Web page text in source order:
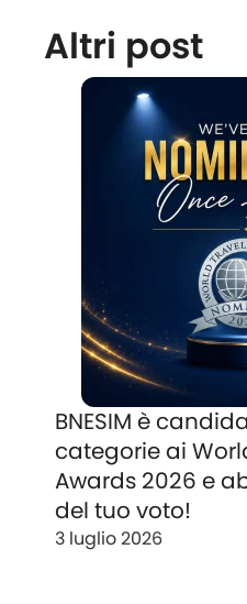
Altri post
BNESIM è
categorie ai
Awards 2026 e
del tuo voto!
3 luglio 2026